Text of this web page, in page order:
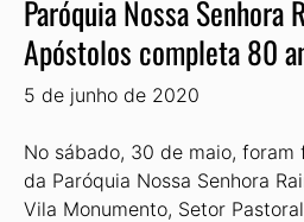
Paróquia Nossa Senhora
Apóstolos completa 80
5 de junho de 2020
No sábado, 30 de maio, foram
da Paróquia Nossa Senhora
Vila Monumento, Setor